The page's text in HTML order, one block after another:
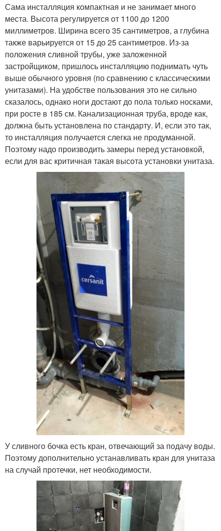
Сама инсталляция компактная и не занимает много
места. Высота регулируется от 1100 до 1200
миллиметров. Ширина всего 35 сантиметров, а глубина
также варьируется от 15 до 25 сантиметров. Из-за
положения сливной трубы, уже заложенной
застройщиком, пришлось инсталляцию поднимать чуть
выше обычного уровня (по сравнению с классическими
унитазами). На удобстве пользования это не сильно
сказалось, однако ноги достают до пола только носками,
при росте в 185 см. Канализационная труба, вроде как,
должна быть установлена по стандарту. И, если это так,
то инсталляция получается слегка не продуманной.
Поэтому надо производить замеры перед установкой,
если для вас критичная такая высота установки унитаза.
У сливного бочка есть кран, отвечающий за подачу воды.
Поэтому дополнительно устанавливать кран для унитаза
на случай протечки, нет необходимости.